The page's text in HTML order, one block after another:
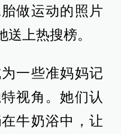
做运动的照片
上热搜榜。
一些准妈妈记
视角。她们认
牛奶浴中，让